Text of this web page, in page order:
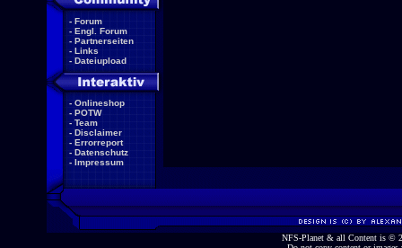
- Forum
- Engl. Forum
- Partnerseiten
- Links
- Dateiupload
- Onlineshop
- POTW
- Team
- Disclaimer
- Errorreport
- Datenschutz
- Impressum
NFS-Planet & all Content is ©